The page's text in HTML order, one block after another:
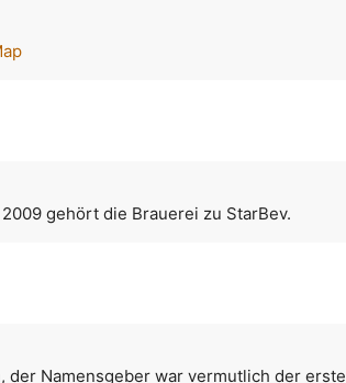
gehört die Brauerei zu StarBev.
der Namensgeber war vermutlich der erste